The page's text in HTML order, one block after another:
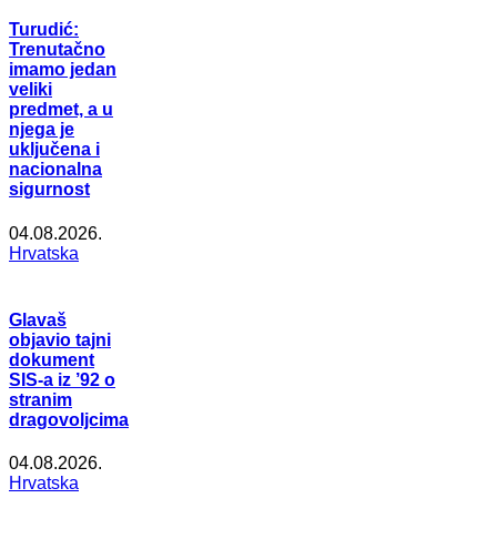
Turudić:
Trenutačno
imamo jedan
veliki
predmet, a u
njega je
uključena i
nacionalna
sigurnost
04.08.2026.
Hrvatska
Glavaš
objavio tajni
dokument
SIS-a iz ’92 o
stranim
dragovoljcima
04.08.2026.
Hrvatska